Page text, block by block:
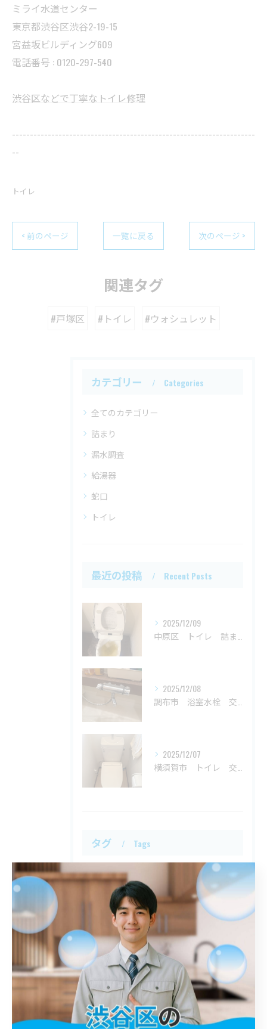
ミライ水道センター
東京都渋谷区渋谷2-19-15
宮益坂ビルディング609
電話番号 : 0120-297-540
渋谷区などで丁寧なトイレ修理
--------------------------------------------------------------------
--
トイレ
< 前のページ 一覧に戻る 次のページ >
関連タグ
#戸塚区 #トイレ #ウォシュレット
カテゴリー Categories
全てのカテゴリー
詰まり
漏水調査
給湯器
蛇口
トイレ
最近の投稿 Recent Posts
2025/12/09
2025/12/08
2025/12/07
タグ Tags
川口市 屋外排水管詰まり 解消
鎌倉市 トイレ詰まり 港区
春日部市 江戸川区
八王子市 シンク 入間市 平塚市
洗面台 神奈川区 台所詰まり 異物
世田谷区 蛇口 西多摩郡